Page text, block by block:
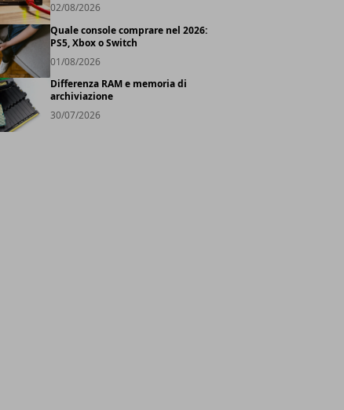
02/08/2026
Quale console comprare nel 2026:
PS5, Xbox o Switch
01/08/2026
Differenza RAM e memoria di
archiviazione
30/07/2026